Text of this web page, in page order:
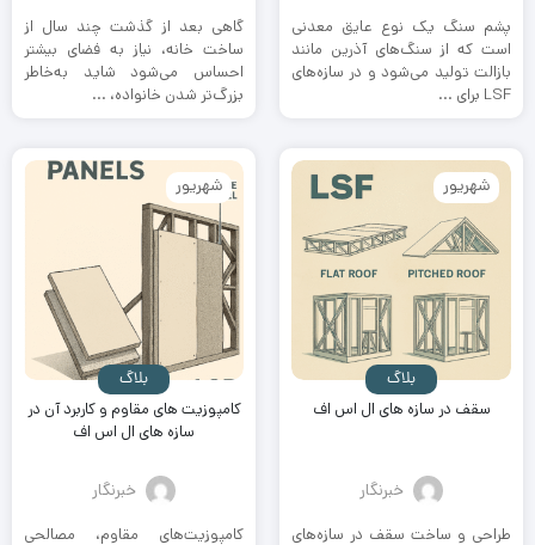
پشم سنگ یک نوع عایق معدنی
است که از سنگ‌های آذرین مانند
بازالت تولید می‌شود و در سازه‌های
LSF برای ...
گاهی بعد از گذشت چند سال از
ساخت خانه، نیاز به فضای بیشتر
احساس می‌شود شاید به‌خاطر
بزرگ‌تر شدن خانواده، ...
بلاگ
شهریور
سقف در سازه های ال اس اف
خبرنگار
طراحی و ساخت سقف در سازه‌های
بلاگ
شهریور
کامپوزیت های مقاوم و کاربرد آن در
سازه های ال اس اف
خبرنگار
کامپوزیت‌های مقاوم، مصالحی